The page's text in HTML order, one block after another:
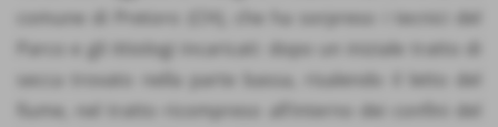
comune di Pretoro (CH), che ha sorpreso i tecnici del
Parco e gli ittiologi incaricati: dopo un iniziale tratto di
secca trovato nella parte bassa, risalendo il letto del
fiume, nel tratto ricompreso all’interno dei confini del